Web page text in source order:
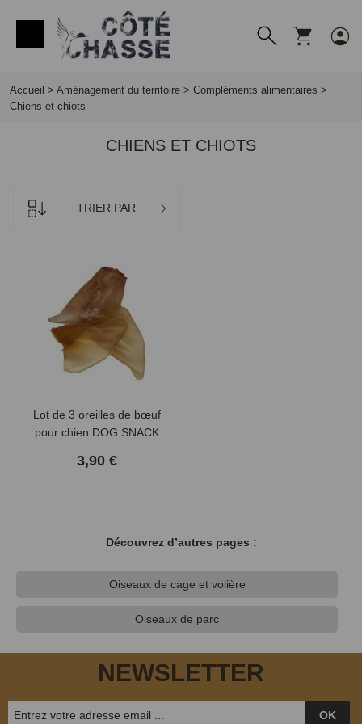
Accueil > Aménagement du territoire > Compléments alimentaires >
Chiens et chiots
CHIENS ET CHIOTS
TRIER PAR
Lot de 3 oreilles de bœuf
pour chien DOG SNACK
3,90 €
Découvrez d’autres pages :
Oiseaux de cage et volière
Oiseaux de parc
NEWSLETTER
OK